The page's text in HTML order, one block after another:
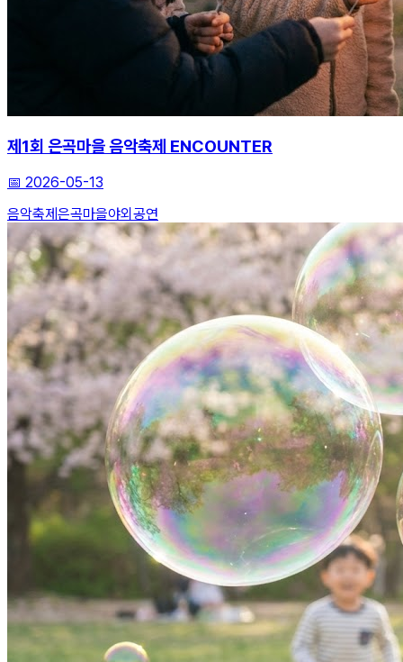
제1회 은곡마을 음악축제 ENCOUNTER
📅 2026-05-13
음악축제 은곡마을야외공연